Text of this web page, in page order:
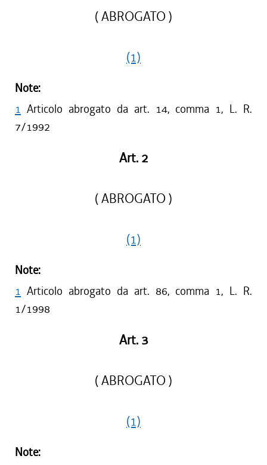
( ABROGATO )
(1)
Note:
1 Articolo abrogato da art. 14, comma 1, L. R.
7/1992
Art. 2
( ABROGATO )
(1)
Note:
1 Articolo abrogato da art. 86, comma 1, L. R.
1/1998
Art. 3
( ABROGATO )
(1)
Note: